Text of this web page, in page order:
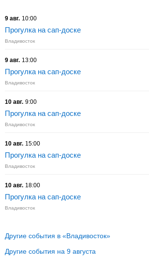
9 авг. 10:00
Прогулка на сап-доске
Владивосток
9 авг. 13:00
Прогулка на сап-доске
Владивосток
10 авг. 9:00
Прогулка на сап-доске
Владивосток
10 авг. 15:00
Прогулка на сап-доске
Владивосток
10 авг. 18:00
Прогулка на сап-доске
Владивосток
Другие события в «Владивосток»
Другие события на 9 августа